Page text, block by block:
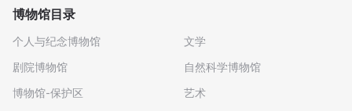
博物馆目录
个人与纪念博物馆
剧院博物馆
博物馆-保护区
文学
自然科学博物馆
艺术